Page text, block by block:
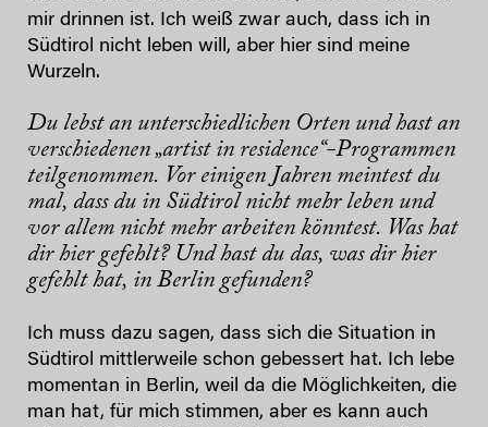
mir drinnen ist. Ich weiß zwar auch, dass ich in
Südtirol nicht leben will, aber hier sind meine
Wurzeln.
Du lebst an unterschiedlichen Orten und hast an
verschiedenen „artist in residence“-Programmen
teilgenommen. Vor einigen Jahren meintest du
mal, dass du in Südtirol nicht mehr leben und
vor allem nicht mehr arbeiten könntest. Was hat
dir hier gefehlt? Und hast du das, was dir hier
gefehlt hat, in Berlin gefunden?
Ich muss dazu sagen, dass sich die Situation in
Südtirol mittlerweile schon gebessert hat. Ich lebe
momentan in Berlin, weil da die Möglichkeiten, die
man hat, für mich stimmen, aber es kann auch